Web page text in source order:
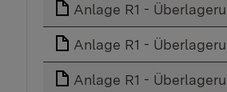
Anlage R1 -
Anlage R1 -
Anlage R1 -